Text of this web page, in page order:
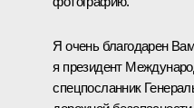
Я очень благодарен
я президент
спецпосланник